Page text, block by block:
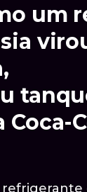
um
refrigerante